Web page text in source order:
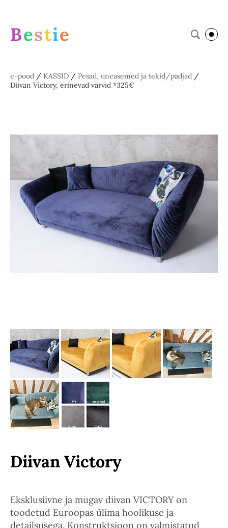
Bestie
e-pood / KASSID / Pesad, uneasemed ja tekid/padjad /
Diivan Victory, erinevad värvid *325€
Diivan Victory
Eksklusiivne ja mugav diivan VICTORY on
toodetud Euroopas ülima hoolikuse ja
detailsusega. Konstruktsioon on valmistatud